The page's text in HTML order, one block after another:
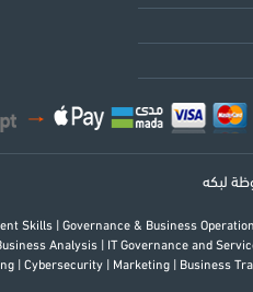
Skills Governance & Business
Analysis IT Governance and
Cybersecurity Marketing Business